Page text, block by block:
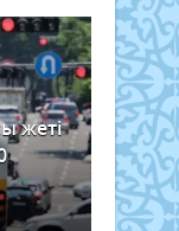
жеті